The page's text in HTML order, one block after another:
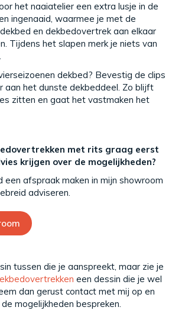
het naaiatelier een extra lusje in de
ingenaaid, waarmee je met de
en dekbedovertrek aan elkaar
Tijdens het slapen merk je niets van
dekbed? Bevestig de clips
aan het dunste dekbeddeel. Zo blijft
zitten en gaat het vastmaken het
met rits graag eerst
krijgen over de mogelijkheden?
een afspraak maken in mijn showroom
adviseren.
tussen die je aanspreekt, maar zie je
een dessin die je wel
dan gerust contact met mij op en
mogelijkheden bespreken.